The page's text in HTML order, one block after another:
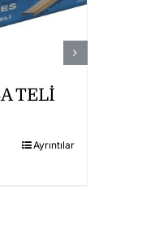
TELİ
Ayrıntılar